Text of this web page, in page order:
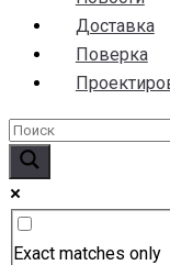
Доставка
Поверка
Exact matches only